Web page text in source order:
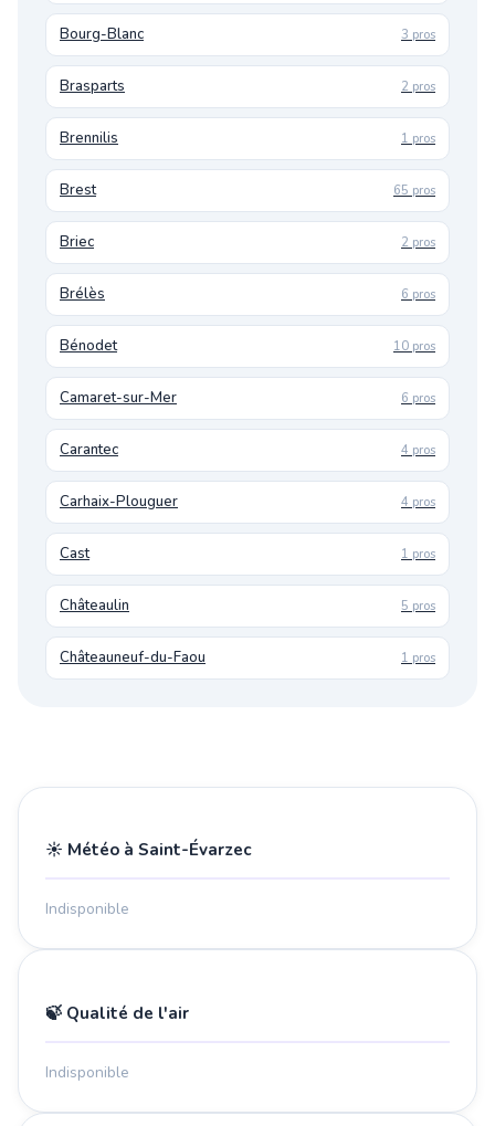
Bourg-Blanc 3 pros
Brasparts 2 pros
Brennilis 1 pros
Brest 65 pros
Briec 2 pros
Brélès 6 pros
Bénodet 10 pros
Camaret-sur-Mer 6 pros
Carantec 4 pros
Carhaix-Plouguer 4 pros
Cast 1 pros
Châteaulin 5 pros
Châteauneuf-du-Faou 1 pros
☀️ Météo à Saint-Évarzec
Indisponible
🍃 Qualité de l'air
Indisponible